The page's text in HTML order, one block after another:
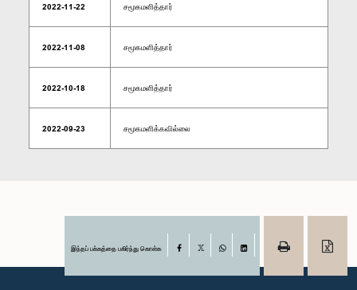
2022-11-22 சமூகமளித்தார்
2022-11-08 சமூகமளித்தார்
2022-10-18 சமூகமளித்தார்
2022-09-23 சமூகமளிக்கவில்லை
இந்தப் பக்கத்தை பகிர்ந்து கொள்க Facebook